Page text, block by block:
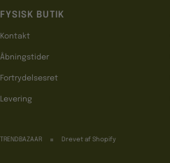
FYSISK BUTIK
Kontakt
Åbningstider
Fortrydelsesret
Levering
TRENDBAZAAR Drevet af Shopify